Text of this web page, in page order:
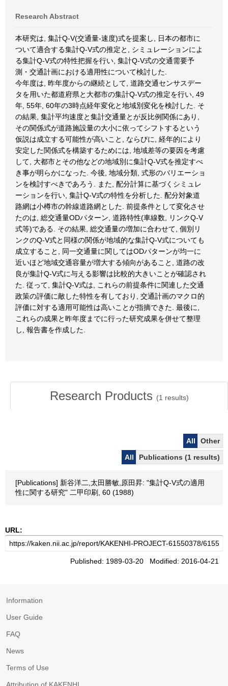
Research Abstract
本研究は, 集計Q-V(交通量-速度)式を提案し, 日本の都市に
ついて適合する集計Q-V式の推定と, シミュレーションによ
る集計Q-V式の特性把握を行い, 集計Q-V式の交通需要予
測・交通計画における適用性について検討した.
今年度は, 昨年度からの継続として, 道路交通センサスデー
タを用いた都道府県と大都市の集計Q-V式の推定を行い, 49
年, 55年, 60年の3時点経年変化と地域別変化を検討した. そ
の結果, 集計平均速度と集計交通量とが反比例関係にあり,
その関係式が道路施設量の大小に依ってシフトするという
仮説は成立する可能性が高いこと, ならびに, 経年的により
安定した関係式を構築するためには, 地域差等の要因を考慮
して, 大都市とその他などの地域別に集計Q-V式を推定すべ
き事が明らかになった. 今後, 地域分類, 式形のバリエーショ
ンを検討すべきであろう. また, 配分計算に基づくシミュレ
ーションを行い, 集計Q-V式の特性を分析した. 配分対象道
路網は小樽市の幹線道路網とした. 前提条件として変化させ
たのは, 総交通量ODパターン, 道路特性(車線数, リンクQ-V
式等)である. その結果, 総交通量の増加に合わせて, 個別リ
ンクのQ-V式と同様の関係が地域的な集計Q-V式についても
成立すること, 同一交通量に関してはODパターンが均一に
近いほど地域交通容量が増大する傾向があること, 道路の改
良が集計Q-V式に与える影響は比較的大きいことが確認され
た. 従って, 集計Q-V式は, これらの前提条件に関連した交通
政策の評価に敵した特性を有しており, 交通計画のマクロ的
評価に対する適用可能性は高いことが指摘できた. 最後に,
これらの成果と昨年度までに行った研究成果を併せて整理
し, 報告書を作成した.
Research Products (1 results)
All
Other
All
Publications (1 results)
[Publications] 新谷洋二,太田勝敏,原田昇: "集計Q-V式の適用
性に関する研究" 二甲印刷, 60 (1988)
URL:
Published: 1989-03-20 Modified: 2016-04-21
Information
User Guide
FAQ
News
Terms of Use